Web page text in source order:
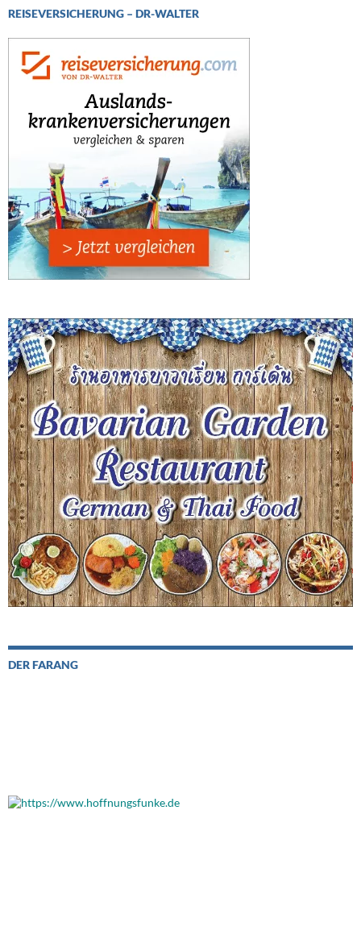
REISEVERSICHERUNG – DR-WALTER
DER FARANG